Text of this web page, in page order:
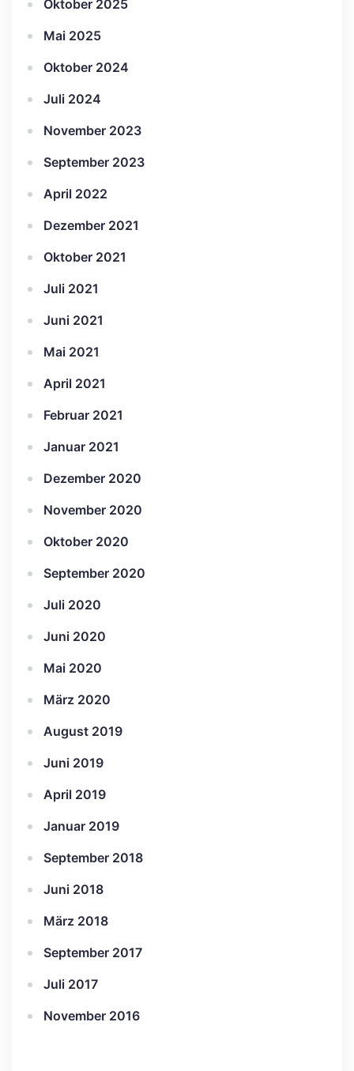
Oktober 2025
Mai 2025
Oktober 2024
Juli 2024
November 2023
September 2023
April 2022
Dezember 2021
Oktober 2021
Juli 2021
Juni 2021
Mai 2021
April 2021
Februar 2021
Januar 2021
Dezember 2020
November 2020
Oktober 2020
September 2020
Juli 2020
Juni 2020
Mai 2020
März 2020
August 2019
Juni 2019
April 2019
Januar 2019
September 2018
Juni 2018
März 2018
September 2017
Juli 2017
November 2016